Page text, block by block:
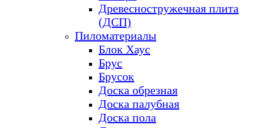
Древесностружечная плита
(ДСП)
Пиломатериалы
Блок Хаус
Брус
Брусок
Доска обрезная
Доска палубная
Доска пола